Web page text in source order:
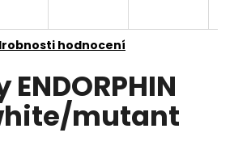
hodnocení
mutant